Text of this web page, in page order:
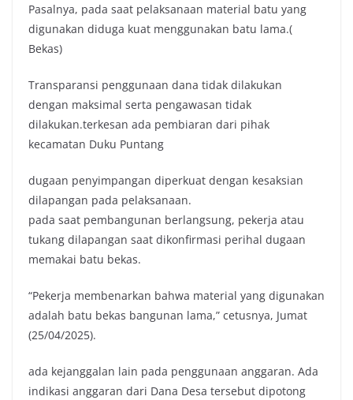
Pasalnya, pada saat pelaksanaan material batu yang
digunakan diduga kuat menggunakan batu lama.(
Bekas)
Transparansi penggunaan dana tidak dilakukan
dengan maksimal serta pengawasan tidak
dilakukan.terkesan ada pembiaran dari pihak
kecamatan Duku Puntang
dugaan penyimpangan diperkuat dengan kesaksian
dilapangan pada pelaksanaan.
pada saat pembangunan berlangsung, pekerja atau
tukang dilapangan saat dikonfirmasi perihal dugaan
memakai batu bekas.
“Pekerja membenarkan bahwa material yang digunakan
adalah batu bekas bangunan lama,” cetusnya, Jumat
(25/04/2025).
ada kejanggalan lain pada penggunaan anggaran. Ada
indikasi anggaran dari Dana Desa tersebut dipotong